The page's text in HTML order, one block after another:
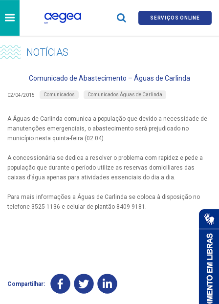
SERVIÇOS ONLINE
NOTÍCIAS
Comunicado de Abastecimento – Águas de Carlinda
02/04/2015 Comunicados Comunicados Águas de Carlinda
A Águas de Carlinda comunica a população que devido a necessidade de
manutenções emergenciais, o abastecimento será prejudicado no
município nesta quinta-feira (02.04).
A concessionária se dedica a resolver o problema com rapidez e pede a
população que durante o período utilize as reservas domiciliares das
caixas d’água apenas para atividades essenciais do dia a dia.
Para mais informações a Águas de Carlinda se coloca à disposição no
telefone 3525-1136 e celular de plantão 8409-9181.
Compartilhar: